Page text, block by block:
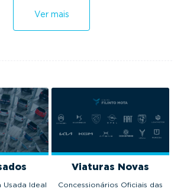
Ver mais
Usada Ideal
Viaturas Novas
Concessionários Oficiais das